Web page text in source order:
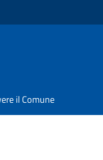
il Comune